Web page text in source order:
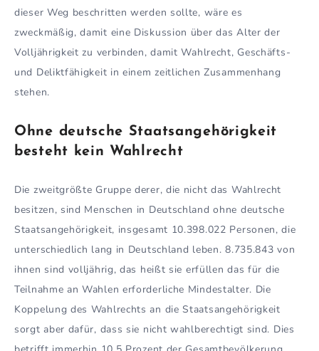
dieser Weg beschritten werden sollte, wäre es
zweckmäßig, damit eine Diskussion über das Alter der
Volljährigkeit zu verbinden, damit Wahlrecht, Geschäfts-
und Deliktfähigkeit in einem zeitlichen Zusammenhang
stehen.
Ohne deutsche Staatsangehörigkeit
besteht kein Wahlrecht
Die zweitgrößte Gruppe derer, die nicht das Wahlrecht
besitzen, sind Menschen in Deutschland ohne deutsche
Staatsangehörigkeit, insgesamt 10.398.022 Personen, die
unterschiedlich lang in Deutschland leben. 8.735.843 von
ihnen sind volljährig, das heißt sie erfüllen das für die
Teilnahme an Wahlen erforderliche Mindestalter. Die
Koppelung des Wahlrechts an die Staatsangehörigkeit
sorgt aber dafür, dass sie nicht wahlberechtigt sind. Dies